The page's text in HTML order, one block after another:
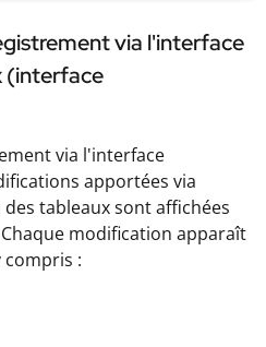
via l'interface
(interface
via l'interface
apportées via
tableaux sont affichées
modification apparaît
compris :